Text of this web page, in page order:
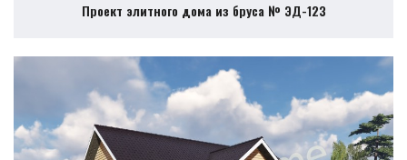
Проект элитного дома из бруса № ЭД-123